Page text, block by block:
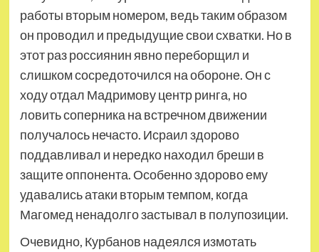
работы вторым номером, ведь таким образом
он проводил и предыдущие свои схватки. Но в
этот раз россиянин явно переборщил и
слишком сосредоточился на обороне. Он с
ходу отдал Мадримову центр ринга, но
ловить соперника на встречном движении
получалось нечасто. Исраил здорово
поддавливал и нередко находил бреши в
защите оппонента. Особенно здорово ему
удавались атаки вторым темпом, когда
Магомед ненадолго застывал в полупозиции.
Очевидно, Курбанов надеялся измотать